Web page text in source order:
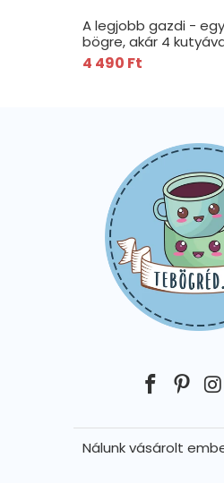
A legjobb gazdi -
bögre, akár 4
4 490 Ft
Nálunk vásárolt